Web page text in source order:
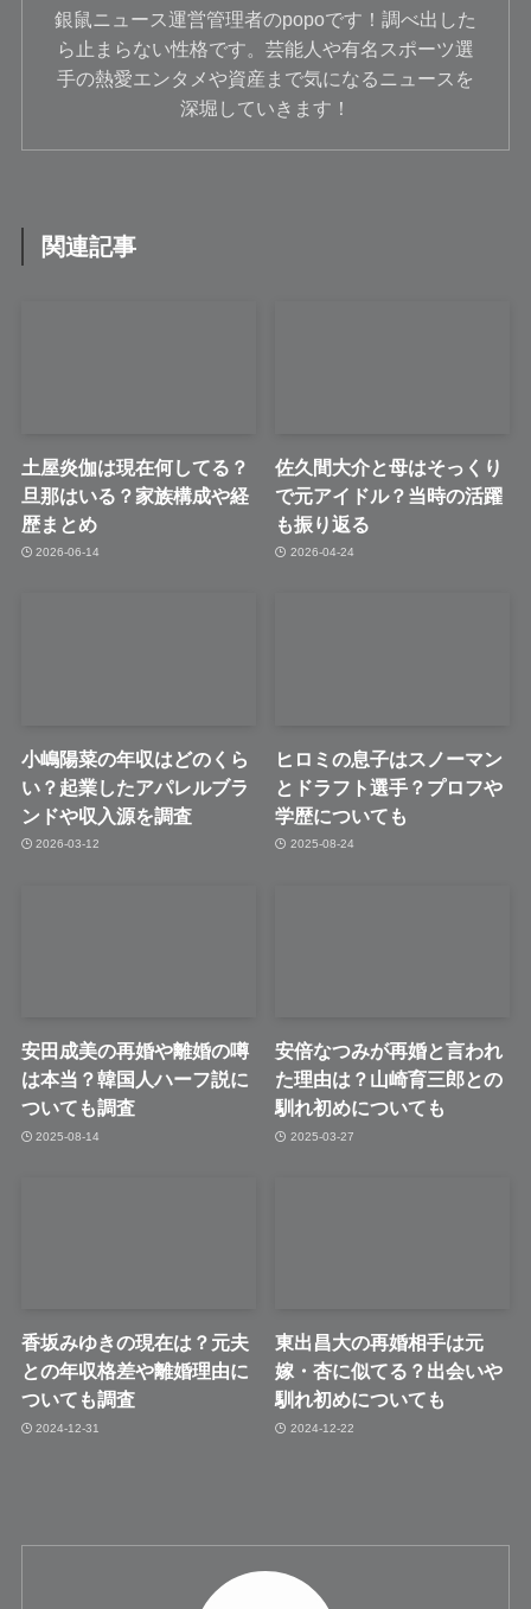
銀鼠ニュース運営管理者のpopoです！調べ出した
ら止まらない性格です。芸能人や有名スポーツ選
手の熱愛エンタメや資産まで気になるニュースを
深堀していきます！
関連記事
土屋炎伽は現在何してる？
旦那はいる？家族構成や経
歴まとめ
2026-06-14
佐久間大介と母はそっくり
で元アイドル？当時の活躍
も振り返る
2026-04-24
小嶋陽菜の年収はどのくら
い？起業したアパレルブラ
ンドや収入源を調査
2026-03-12
ヒロミの息子はスノーマン
とドラフト選手？プロフや
学歴についても
2025-08-24
安田成美の再婚や離婚の噂
は本当？韓国人ハーフ説に
ついても調査
2025-08-14
安倍なつみが再婚と言われ
た理由は？山崎育三郎との
馴れ初めについても
2025-03-27
香坂みゆきの現在は？元夫
との年収格差や離婚理由に
ついても調査
2024-12-31
東出昌大の再婚相手は元
嫁・杏に似てる？出会いや
馴れ初めについても
2024-12-22